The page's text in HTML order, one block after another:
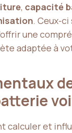
, capacité
. Ceux-
une
adaptée à
calculer et